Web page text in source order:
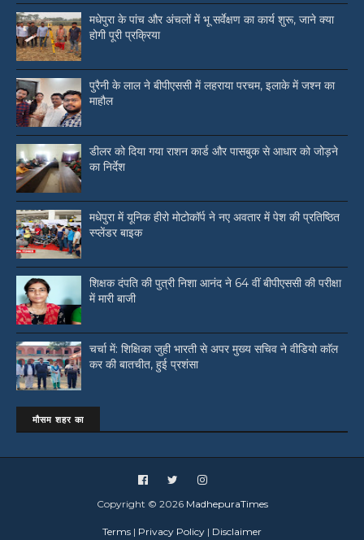
मधेपुरा के पांच और अंचलों में भू सर्वेक्षण का कार्य शुरू, जाने क्या
होगी पूरी प्रक्रिया
पुरैनी के लाल ने बीपीएससी में लहराया परचम, इलाके में जश्न का
माहौल
डीलर को दिया गया राशन कार्ड और पासबुक से आधार को जोड़ने
का निर्देश
मधेपुरा में यूनिक हीरो मोटोकॉर्प ने नए अवतार में पेश की प्रतिष्ठित
स्प्लेंडर बाइक
शिक्षक दंपति की पुत्री निशा आनंद ने 64 वीं बीपीएससी की परीक्षा
में मारी बाजी
चर्चा में: शिक्षिका जुही भारती से अपर मुख्य सचिव ने वीडियो काॅल
कर की बातचीत, हुई प्रशंसा
मौसम शहर का
Copyright © 2026 MadhepuraTimes
Terms | Privacy Policy | Disclaimer